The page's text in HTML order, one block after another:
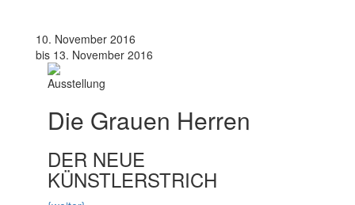
10. November 2016
bis 13. November 2016
Ausstellung
Die Grauen Herren
DER NEUE
KÜNSTLERSTRICH